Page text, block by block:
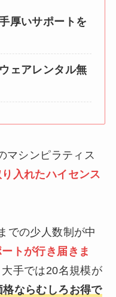
厚いサポートを
ェアレンタル無
マシンピラティス
入れたハイセンス
での少人数制が中
トが行き届きま
手では20名規模が
格ならむしろお得で